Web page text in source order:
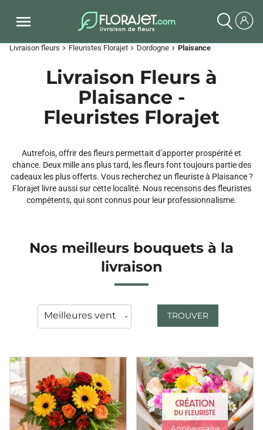
Livraison fleurs chevron_right Fleuristes Florajet chevron_right Dordogne chevron_right Plaisance
Livraison Fleurs à
Plaisance -
Fleuristes Florajet
Autrefois, offrir des fleurs permettait d’apporter prospérité et
chance. Deux mille ans plus tard, les fleurs font toujours partie des
cadeaux les plus offerts. Vous recherchez un fleuriste à Plaisance ?
Florajet livre aussi sur cette localité. Nous recensons des fleuristes
compétents, qui sont connus pour leur professionnalisme.
Nos meilleurs bouquets à la
livraison
TROUVER